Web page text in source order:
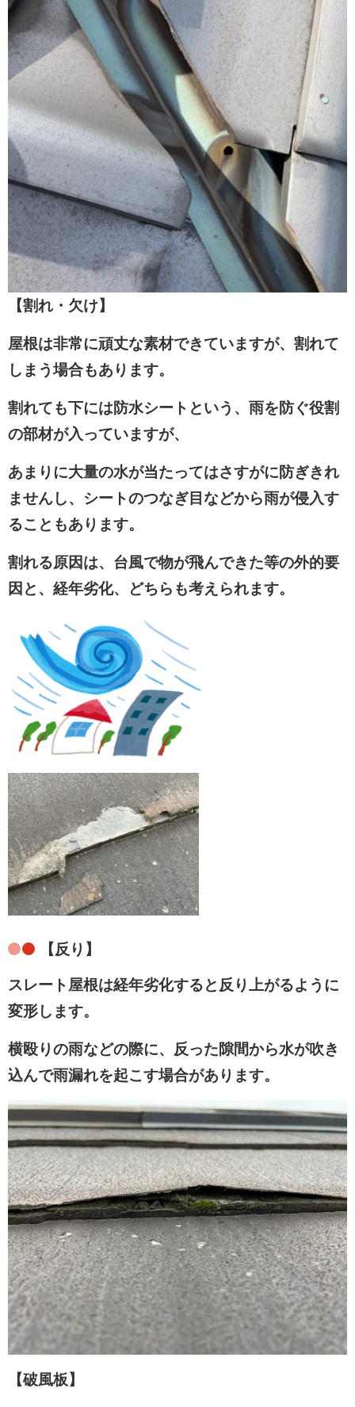
【割れ・欠け】
屋根は非常に頑丈な素材できていますが、割れて
しまう場合もあります。
割れても下には防水シートという、雨を防ぐ役割
の部材が入っていますが、
あまりに大量の水が当たってはさすがに防ぎきれ
ませんし、シートのつなぎ目などから雨が侵入す
ることもあります。
割れる原因は、台風で物が飛んできた等の外的要
因と、経年劣化、
どちらも考えられます。
【反り】
スレート屋根は経年劣化すると反り上がるように
変形します。
横殴りの雨などの際に、反った隙間から水が吹き
込んで雨漏れを起こす場合があります。
【破風板】